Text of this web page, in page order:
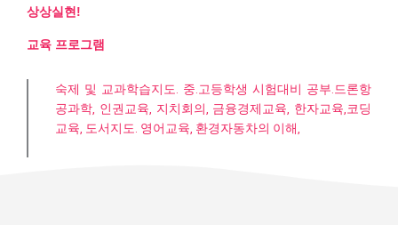
상상실현!
교육 프로그램
숙제 및 교과학습지도. 중.고등학생 시험대비 공부.드론항
공과학, 인권교육, 지치회의, 금융경제교육, 한자교육,코딩
교육, 도서지도. 영어교육, 환경자동차의 이해,